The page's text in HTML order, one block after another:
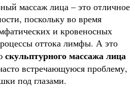
массаж лица – это отличное
поскольку во время
и кровеносных
оттока лимфы. А это
скульптурного массажа лица
встречающуюся проблему,
под глазами.